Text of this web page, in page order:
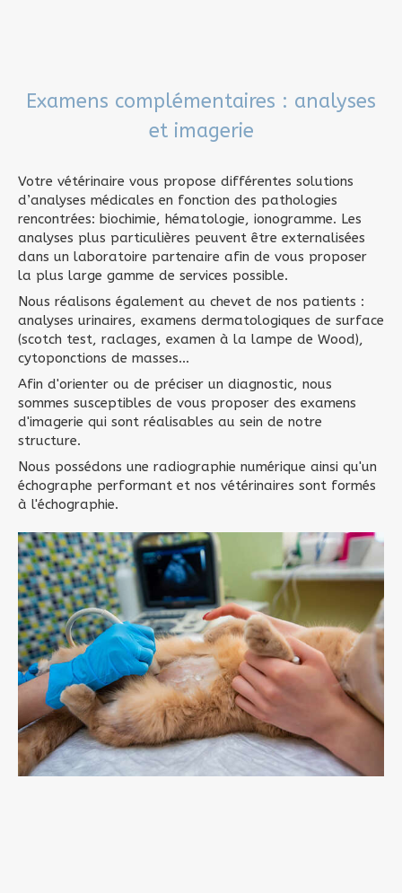
Examens complémentaires : analyses
et imagerie
Votre vétérinaire vous propose différentes solutions
d’analyses médicales en fonction des pathologies
rencontrées: biochimie, hématologie, ionogramme. Les
analyses plus particulières peuvent être externalisées
dans un laboratoire partenaire afin de vous proposer
la plus large gamme de services possible.
Nous réalisons également au chevet de nos patients :
analyses urinaires, examens dermatologiques de surface
(scotch test, raclages, examen à la lampe de Wood),
cytoponctions de masses...
Afin d'orienter ou de préciser un diagnostic, nous
sommes susceptibles de vous proposer des examens
d'imagerie qui sont réalisables au sein de notre
structure.
Nous possédons une radiographie numérique ainsi qu'un
échographe performant et nos vétérinaires sont formés
à l'échographie.